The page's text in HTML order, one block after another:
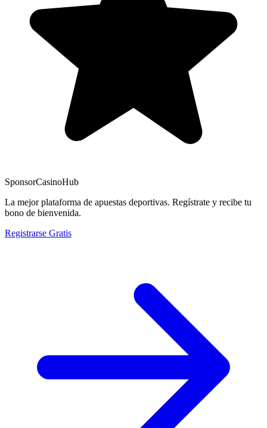
SponsorCasinoHub
La mejor plataforma de apuestas deportivas. Regístrate y recibe tu
bono de bienvenida.
Registrarse Gratis